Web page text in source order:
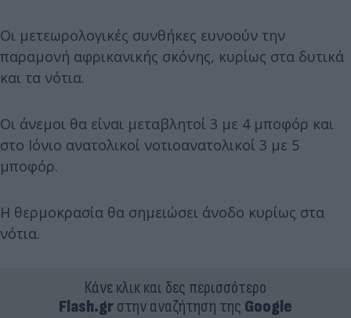
Οι μετεωρολογικές συνθήκες ευνοούν την
παραμονή αφρικανικής σκόνης, κυρίως στα δυτικά
και τα νότια.
Οι άνεμοι θα είναι μεταβλητοί 3 με 4 μποφόρ και
στο Ιόνιο ανατολικοί νοτιοανατολικοί 3 με 5
μποφόρ.
Η θερμοκρασία θα σημειώσει άνοδο κυρίως στα
νότια.
Κάνε κλικ και δες περισσότερο
Flash.grστην αναζήτηση της Google